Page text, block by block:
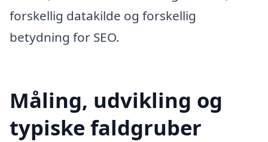
forskellig datakilde og forskellig
betydning for SEO.
Måling, udvikling og
typiske faldgruber